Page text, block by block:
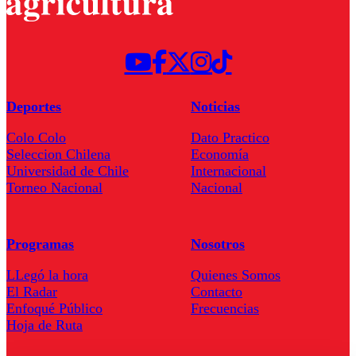
Deportes
Colo Colo
Seleccion Chilena
Universidad de Chile
Torneo Nacional
Noticias
Dato Practico
Economía
Internacional
Nacional
Programas
LLegó la hora
El Radar
Enfoqué Público
Hoja de Ruta
Nosotros
Quienes Somos
Contacto
Frecuencias